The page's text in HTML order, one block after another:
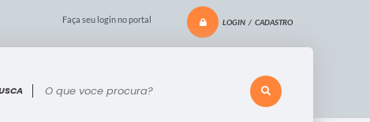
Faça seu login no portal LOGIN / CADASTRO
voce procura?